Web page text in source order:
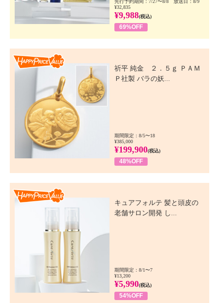
先行予約期間：7/27〜8/8 放送日：8/9
¥32,835
¥9,988(税込)
69%OFF
祈平 純金 ２．５ｇ ＰＡＭ
Ｐ社製 バラの妖...
期間限定：8/5〜18
¥385,000
¥199,900(税込)
48%OFF
キュアフォルテ 髪と頭皮の
老舗サロン開発 し...
期間限定：8/1〜7
¥13,200
¥5,990(税込)
54%OFF